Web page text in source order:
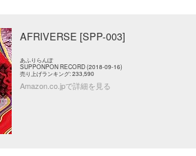
AFRIVERSE [SPP-003]
あふりらんぽ
SUPPONPON RECORD (2018-09-16)
売り上げランキング: 233,590
Amazon.co.jpで詳細を見る